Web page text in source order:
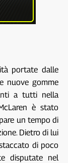
portate dalle
nuove gomme
a tutti nella
è stato
un tempo di
Dietro di lui
di poco
disputate nel